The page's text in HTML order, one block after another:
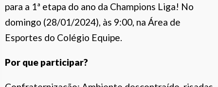
para a 1ª etapa do ano da Champions Liga! No
domingo (28/01/2024), às 9:00, na Área de
Esportes do Colégio Equipe.
Por que participar?